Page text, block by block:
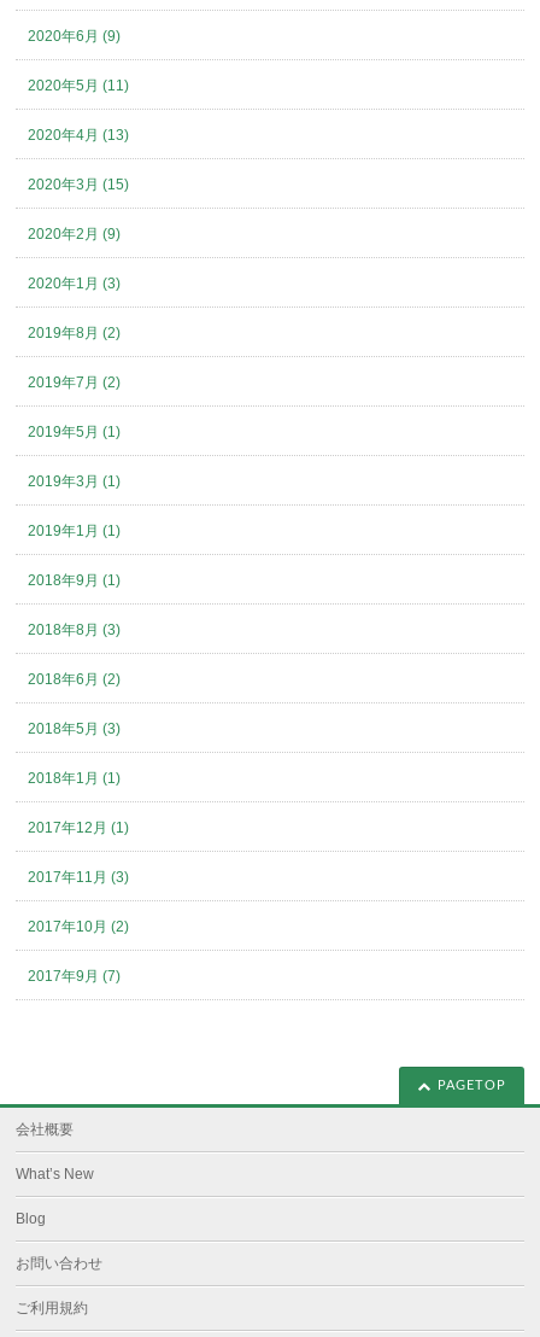
2020年6月 (9)
2020年5月 (11)
2020年4月 (13)
2020年3月 (15)
2020年2月 (9)
2020年1月 (3)
2019年8月 (2)
2019年7月 (2)
2019年5月 (1)
2019年3月 (1)
2019年1月 (1)
2018年9月 (1)
2018年8月 (3)
2018年6月 (2)
2018年5月 (3)
2018年1月 (1)
2017年12月 (1)
2017年11月 (3)
2017年10月 (2)
2017年9月 (7)
PAGETOP
会社概要
What’s New
Blog
お問い合わせ
ご利用規約